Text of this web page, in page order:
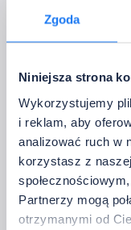
Zgoda
Niniejsza strona
Wykorzystujemy
i reklam, aby
analizować ruch w
korzystasz z
Partnerzy mogą
otrzymanymi od
• Temp. pracy:
12 V DC ·
05-009-011-
→
• Prąd wyjściowy:
• Sprawność:
• Napięcie wejściowe:
• Wymiary: